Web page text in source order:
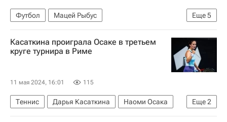
Еще5
Футбол
Мацей Рыбус
Александр Мартынович
Богдан Йочич
Ростов
Рубин Спартак Москва
Касаткина проиграла Осаке в третьем
круге турнира в Риме
11 мая 2024, 16:01 115
Еще2
Теннис Дарья Касаткина
Наоми Осака
ATP 500 Барселона
Рим